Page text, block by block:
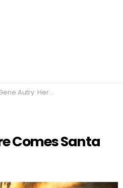
Autry: Here Comes Santa Claus
Comes Santa